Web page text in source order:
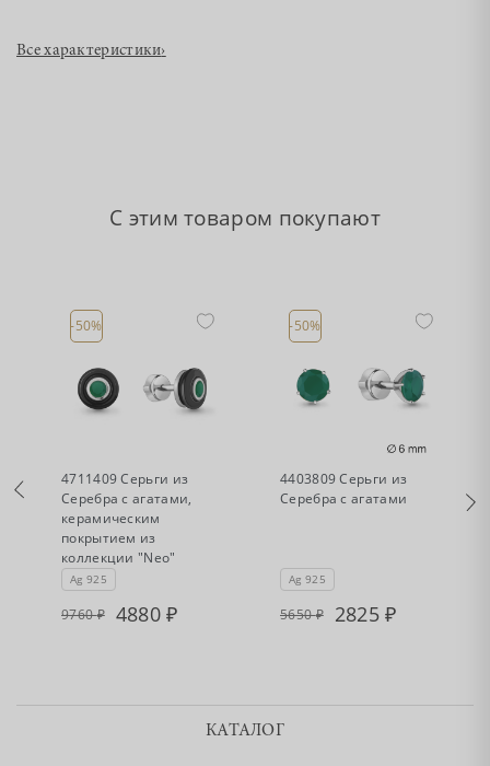
Все характеристики›
С этим товаром покупают
-50%
4711409 Серьги из
Серебра с агатами,
керамическим
покрытием из
коллекции "Neo"
Ag 925
9760 4880
-50%
Есть в наличии
4403809 Серьги из
Серебра с агатами
Ag 925
5650 2825
КАТАЛОГ